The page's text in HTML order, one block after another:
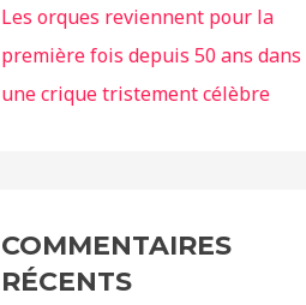
Les orques reviennent pour la
première fois depuis 50 ans dans
une crique tristement célèbre
COMMENTAIRES
RÉCENTS